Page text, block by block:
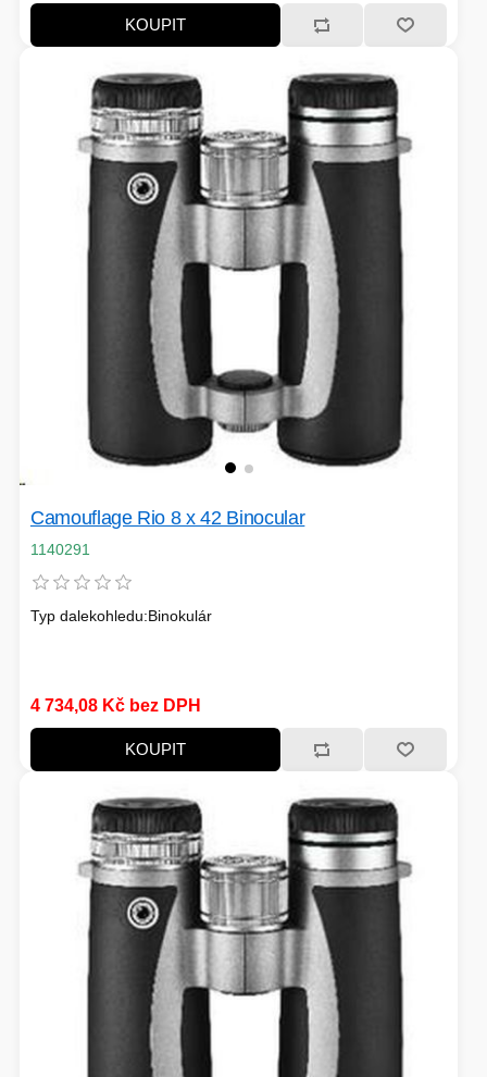
KOUPIT
Camouflage Rio 8 x 42 Binocular
1140291
Typ dalekohledu:Binokulár
4 734,08 Kč bez DPH
KOUPIT